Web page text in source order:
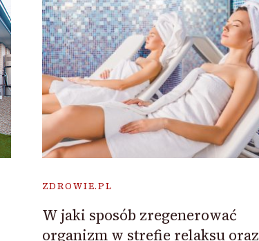
ZDROWIE.PL
W jaki sposób zregenerować
organizm w strefie relaksu oraz